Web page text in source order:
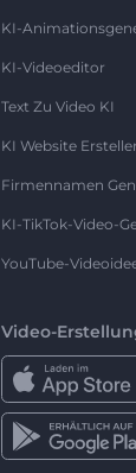
KI-
KI-Videoeditor
Text Zu Video KI
KI Website
Firmennamen
KI-TikTok-Video-
YouTube-
Video-